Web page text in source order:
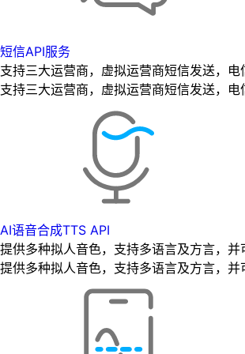
短信API服务
支持三大运营商，虚拟运营商短信发送，
支持三大运营商，虚拟运营商短信发送，
AI语音合成TTS API
提供多种拟人音色，支持多语言及方言，
提供多种拟人音色，支持多语言及方言，